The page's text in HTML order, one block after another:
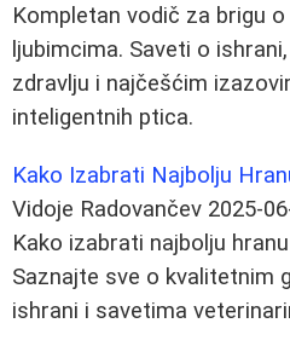
Kompletan vodič za brigu
ljubimcima. Saveti o
zdravlju i najčešćim
inteligentnih ptica.
Kako Izabrati Najbolju
Vidoje Radovančev 2025-
Kako izabrati najbolju
Saznajte sve o kvalitetnim
ishrani i savetima